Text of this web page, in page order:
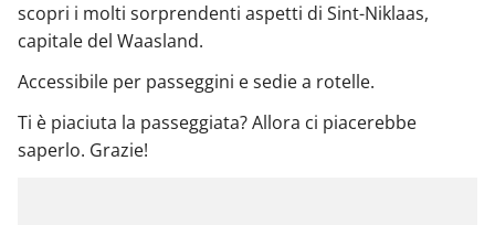
scopri i molti sorprendenti aspetti di Sint-Niklaas,
capitale del Waasland.
Accessibile per passeggini e sedie a rotelle.
Ti è piaciuta la passeggiata? Allora ci piacerebbe
saperlo. Grazie!